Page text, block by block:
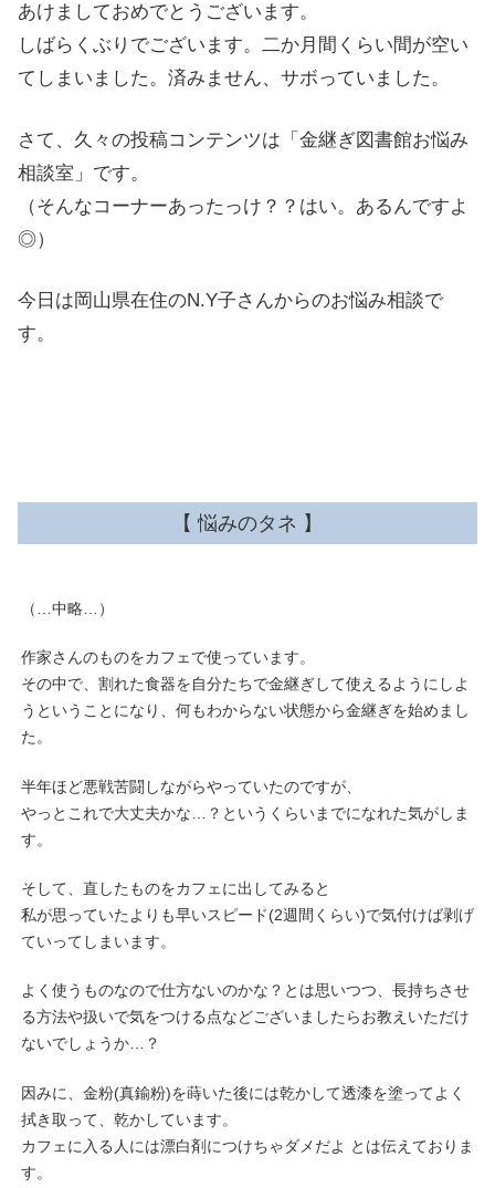
あけましておめでとうございます。
しばらくぶりでございます。二か月間くらい間が空い
てしまいました。済みません、サボっていました。
さて、久々の投稿コンテンツは「金継ぎ図書館お悩み
相談室」です。
（そんなコーナーあったっけ？？はい。あるんですよ
◎）
今日は岡山県在住のN.Y子さんからのお悩み相談で
す。
【 悩みのタネ 】
（…中略…）
作家さんのものをカフェで使っています。
その中で、割れた食器を自分たちで金継ぎして使えるようにしよ
うということになり、何もわからない状態から金継ぎを始めまし
た。
半年ほど悪戦苦闘しながらやっていたのですが、
やっとこれで大丈夫かな…？というくらいまでになれた気がしま
す。
そして、直したものをカフェに出してみると
私が思っていたよりも早いスピード(2週間くらい)で気付けば剥げ
ていってしまいます。
よく使うものなので仕方ないのかな？とは思いつつ、長持ちさせ
る方法や扱いで気をつける点などございましたらお教えいただけ
ないでしょうか…？
因みに、金粉(真鍮粉)を蒔いた後には乾かして透漆を塗ってよく
拭き取って、乾かしています。
カフェに入る人には漂白剤につけちゃダメだよ とは伝えておりま
す。